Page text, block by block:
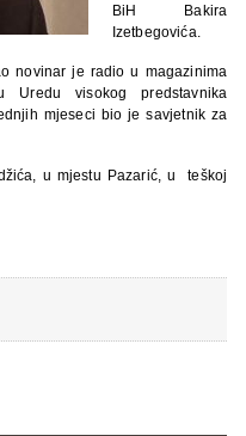
BiH Bakira
Izetbegovića.
novinar je radio u magazinima
visokog predstavnika
mjeseci bio je savjetnik za
u mjestu Pazarić, u teškoj